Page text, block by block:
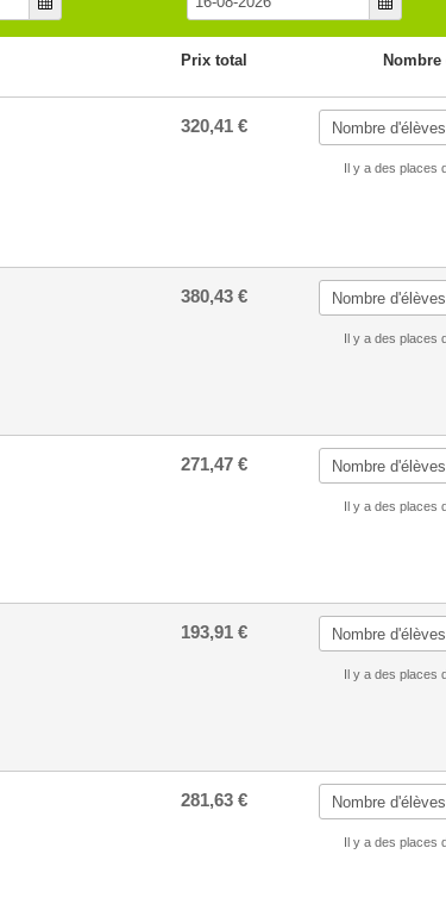
Prix total
320,41 €
Il y a des places
380,43 €
Il y a des places
271,47 €
Il y a des places
193,91 €
Il y a des places
281,63 €
Il y a des places